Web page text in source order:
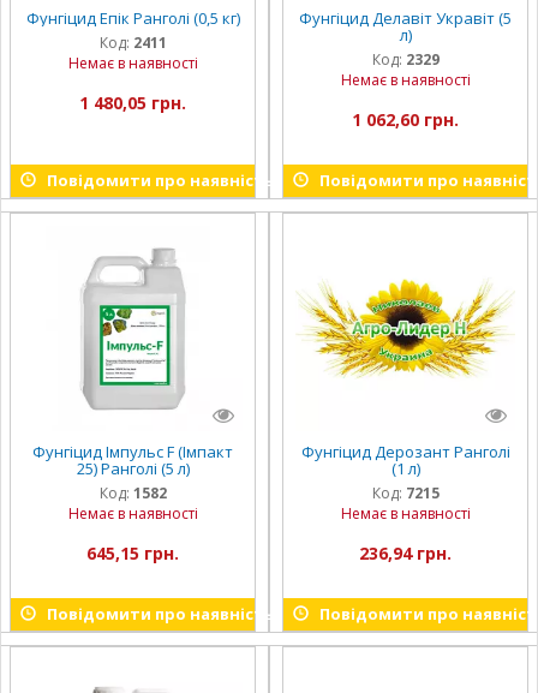
Фунгіцид Епік Ранголі (0,5 кг)
Код: 2411
Немає в наявності
1 480,05 грн.
Повідомити про наявність
Фунгіцид Делавіт Укравіт (5
л)
Код: 2329
Немає в наявності
1 062,60 грн.
Повідомити про
Фунгіцид Імпульс F (Імпакт
25) Ранголі (5 л)
Код: 1582
Немає в наявності
645,15 грн.
Повідомити про наявність
Фунгіцид Дерозант Ранголі
(1 л)
Код: 7215
Немає в наявності
236,94 грн.
Повідомити про